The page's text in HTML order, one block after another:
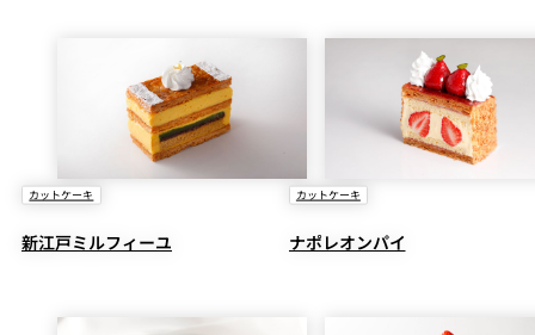
カットケーキ
新江戸ミルフィーユ
カットケーキ
ナポレオンパイ